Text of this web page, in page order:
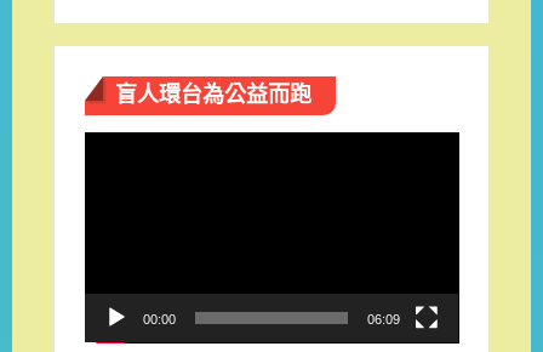
盲人環台​為公益而跑
00:00 06:09